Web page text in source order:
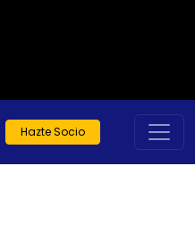
Hazte Socio